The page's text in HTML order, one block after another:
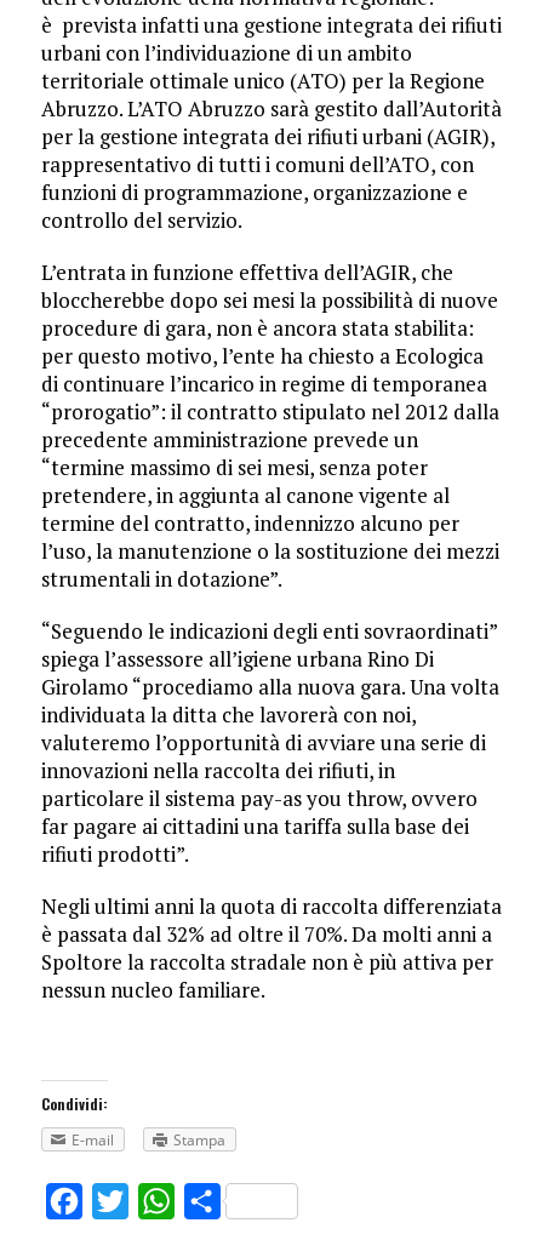
è prevista infatti una gestione integrata dei rifiuti
urbani con l’individuazione di un ambito
territoriale ottimale unico (ATO) per la Regione
Abruzzo. L’ATO Abruzzo sarà gestito dall’Autorità
per la gestione integrata dei rifiuti urbani (AGIR),
rappresentativo di tutti i comuni dell’ATO, con
funzioni di programmazione, organizzazione e
controllo del servizio.
L’entrata in funzione effettiva dell’AGIR, che
bloccherebbe dopo sei mesi la possibilità di nuove
procedure di gara, non è ancora stata stabilita:
per questo motivo, l’ente ha chiesto a Ecologica
di continuare l’incarico in regime di temporanea
“prorogatio”: il contratto stipulato nel 2012 dalla
precedente amministrazione prevede un
“termine massimo di sei mesi, senza poter
pretendere, in aggiunta al canone vigente al
termine del contratto, indennizzo alcuno per
l’uso, la manutenzione o la sostituzione dei mezzi
strumentali in dotazione”.
“Seguendo le indicazioni degli enti sovraordinati”
spiega l’assessore all’igiene urbana Rino Di
Girolamo “procediamo alla nuova gara. Una volta
individuata la ditta che lavorerà con noi,
valuteremo l’opportunità di avviare una serie di
innovazioni nella raccolta dei rifiuti, in
particolare il sistema pay-as you throw, ovvero
far pagare ai cittadini una tariffa sulla base dei
rifiuti prodotti”.
Negli ultimi anni la quota di raccolta differenziata
è passata dal 32% ad oltre il 70%. Da molti anni a
Spoltore la raccolta stradale non è più attiva per
nessun nucleo familiare.
Condividi:
E-mail
Stampa
FacebookTwitterWhatsApp
Share